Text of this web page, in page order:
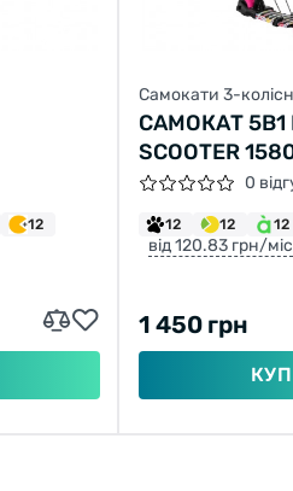
12
Самокати 3-
САМОКАТ 5В1
SCOOTER
0
12 12 12
від 120.83 грн/міс
1 450 грн